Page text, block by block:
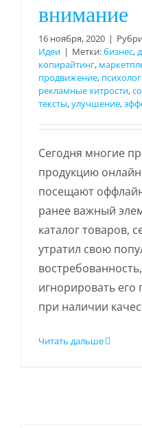
внимание
16 ноября, 2020 |
Идеи | Метки:бизнес,
копирайтинг,
продвижение,
рекламные хитрости,
тексты,улучшение,
Сегодня многие
продукцию
посещают
ранее важный
каталог товаров,
утратил свою
игнорировать
при наличии
Читать дальше